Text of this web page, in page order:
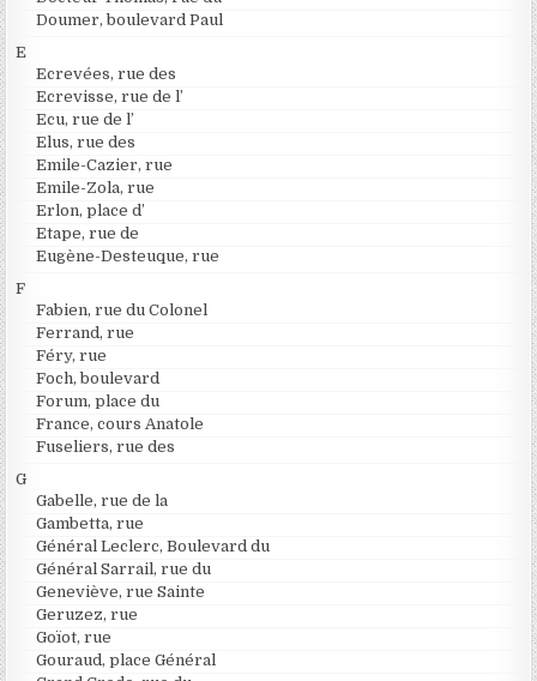
Doumer, boulevard Paul
E
Ecrevées, rue des
Ecrevisse, rue de l’
Ecu, rue de l’
Elus, rue des
Emile-Cazier, rue
Emile-Zola, rue
Erlon, place d’
Etape, rue de
Eugène-Desteuque, rue
F
Fabien, rue du Colonel
Ferrand, rue
Féry, rue
Foch, boulevard
Forum, place du
France, cours Anatole
Fuseliers, rue des
G
Gabelle, rue de la
Gambetta, rue
Général Leclerc, Boulevard du
Général Sarrail, rue du
Geneviève, rue Sainte
Geruzez, rue
Goïot, rue
Gouraud, place Général